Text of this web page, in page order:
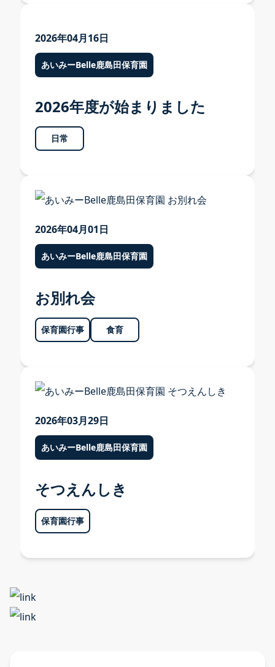
入園案内
問い合わせ
プライバシーポリシー
2026年04月16日
あいみーBelle鹿島田保育園
2026年度が始まりました
日常
2026年04月01日
あいみーBelle鹿島田保育園
お別れ会
保育園行事 食育
2026年03月29日
あいみーBelle鹿島田保育園
そつえんしき
保育園行事